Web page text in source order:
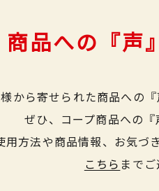
商品への『声
から寄せられた商品への
ぜひ、コープ商品への『
用方法や商品情報、お気づ
こちら まで